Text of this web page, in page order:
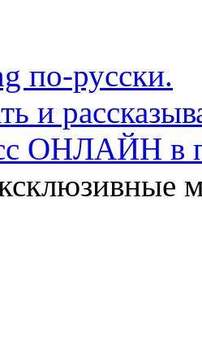
по-русски.
и
ОНЛАЙН в